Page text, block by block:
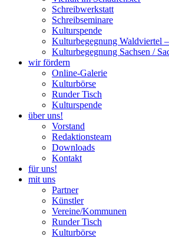
Schreibwerkstatt
Schreibseminare
Kulturspende
Kulturbegegnung Waldviertel
Kulturbegegnung Sachsen /
wir fördern
Online-Galerie
Kulturbörse
Runder Tisch
Kulturspende
über uns!
Vorstand
Redaktionsteam
Downloads
Kontakt
für uns!
mit uns
Partner
Künstler
Vereine/Kommunen
Runder Tisch
Kulturbörse